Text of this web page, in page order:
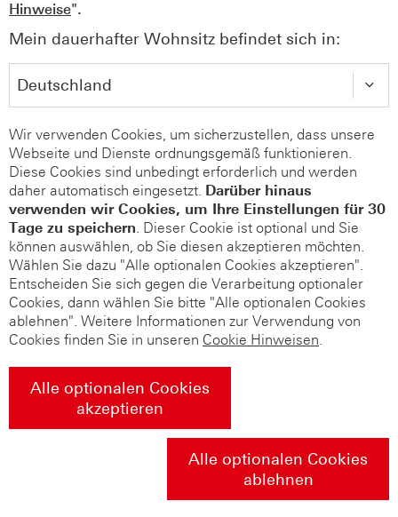
Hinweise".
Mein dauerhafter Wohnsitz befindet sich in:
Wir verwenden Cookies, um sicherzustellen, dass unsere
Webseite und Dienste ordnungsgemäß funktionieren.
Diese Cookies sind unbedingt erforderlich und werden
daher automatisch eingesetzt. Darüber hinaus
verwenden wir Cookies, um Ihre Einstellungen für 30
Tage zu speichern. Dieser Cookie ist optional und Sie
können auswählen, ob Sie diesen akzeptieren möchten.
Wählen Sie dazu "Alle optionalen Cookies akzeptieren".
Entscheiden Sie sich gegen die Verarbeitung optionaler
Cookies, dann wählen Sie bitte "Alle optionalen Cookies
ablehnen". Weitere Informationen zur Verwendung von
Cookies finden Sie in unseren Cookie Hinweisen.
Alle optionalen Cookies
akzeptieren
Alle optionalen Cookies
ablehnen